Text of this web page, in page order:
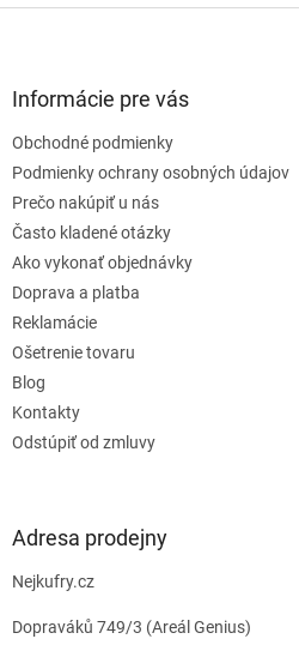
Informácie pre vás
Obchodné podmienky
Podmienky ochrany osobných údajov
Prečo nakúpiť u nás
Často kladené otázky
Ako vykonať objednávky
Doprava a platba
Reklamácie
Ošetrenie tovaru
Blog
Kontakty
Odstúpiť od zmluvy
Adresa prodejny
Nejkufry.cz
Dopraváků 749/3 (Areál Genius)